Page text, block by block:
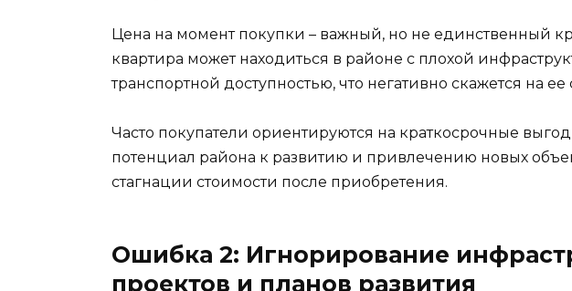
Цена на момент покупки – важный, но не единственный
квартира может находиться в районе с плохой
транспортной доступностью, что негативно скажется на
Часто покупатели ориентируются на краткосрочные
потенциал района к развитию и привлечению новых
стагнации стоимости после приобретения.
Ошибка 2: Игнорирование
проектов и планов развития